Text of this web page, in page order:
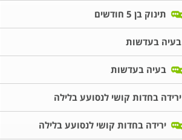
תינוק בן 5 חודשים
בעיה בעדשות
בעיה בעדשות
ירידה בחדות קושי לנסועע בלילה
ירידה בחדות קושי לנסועע בלילה